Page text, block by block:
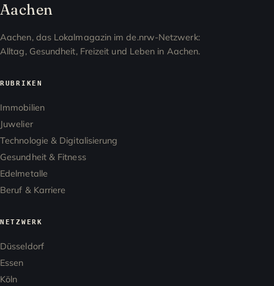
Aachen
Aachen, das Lokalmagazin im de.nrw-Netzwerk:
Alltag, Gesundheit, Freizeit und Leben in Aachen.
RUBRIKEN
Immobilien
Juwelier
Technologie & Digitalisierung
Gesundheit & Fitness
Edelmetalle
Beruf & Karriere
NETZWERK
Düsseldorf
Essen
Köln